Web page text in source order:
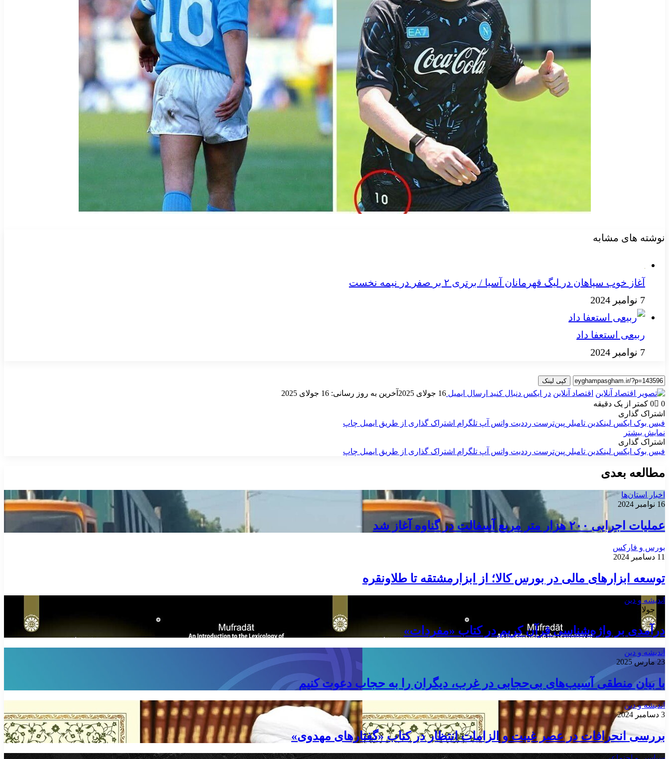
نوشته های مشابه
آغاز خوب سپاهان در لیگ قهرمانان آسیا / برتری ۲ بر صفر در نیمه نخست
7 نوامبر 2024
ربیعی استعفا داد
7 نوامبر 2024
کپی لینک
اقتصاد آنلاین در ایکس دنبال کنید ارسال ایمیل 16 جولای 2025
آخرین به روز رسانی: 16 جولای 2025
0
0
کمتر از یک دقیقه
اشتراک گذاری
فیس بوک ایکس لینکدین ‫تامبلر ‫پین‌ترست ‫رددیت واتس آپ تلگرام اشتراک گذاری از طریق ایمیل چاپ
نمایش بیشتر
اشتراک گذاری
فیس بوک ایکس لینکدین ‫تامبلر ‫پین‌ترست ‫رددیت واتس آپ تلگرام اشتراک گذاری از طریق ایمیل چاپ
مطالعه بعدی
اخبار استان‌ها
16 نوامبر 2024
عملیات اجرایی ۲۰۰ هزار متر مربع آسفالت در گناوه آغاز شد
بورس و فارکس
11 دسامبر 2024
توسعه ابزارهای مالی در بورس کالا؛ از ابزارمشتقه تا طلاونقره
اندیشه و دین
درآمدی بر واژه‌شناسی قرآن کریم در کتاب «مفردات»
اندیشه و دین
23 مارس 2025
با بیان منطقی آسیب‌های بی‌حجابی در غرب، دیگران را به حجاب دعوت کنیم
اندیشه و دین
3 دسامبر 2024
بررسی انحرافات در عصر غیبت و الزامات انتظار در کتاب «گفتارهای مهدوی»